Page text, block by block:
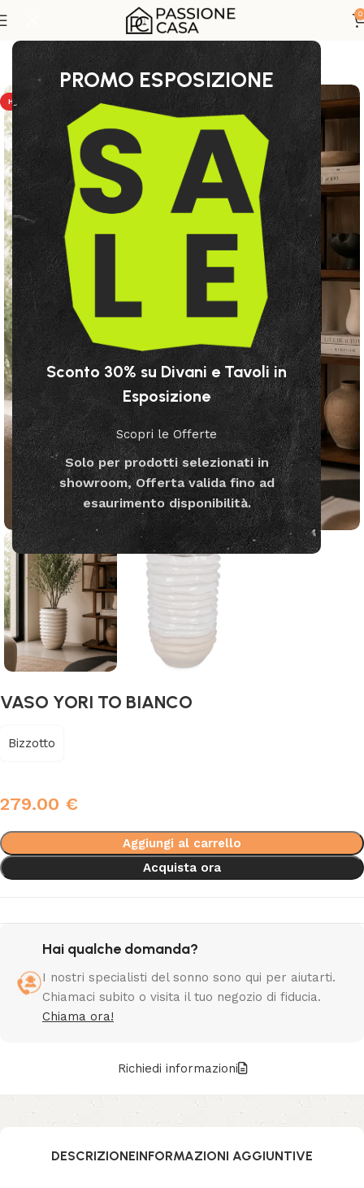
PROMO ESPOSIZIONE
Sconto 30% su Divani e Tavoli in
Esposizione
Scopri le Offerte
Solo per prodotti selezionati in
showroom, Offerta valida fino ad
esaurimento disponibilità.
0
Decor & Accessori Vasi Decorativi
HOT
VASO YORI TO BIANCO
Bizzotto
279.00 €
Aggiungi al carrello
Acquista ora
Hai qualche domanda?
I nostri specialisti del sonno sono qui per aiutarti.
Chiamaci subito o visita il tuo negozio di fiducia.
Chiama ora!
Richiedi informazioni
DESCRIZIONEINFORMAZIONI AGGIUNTIVE